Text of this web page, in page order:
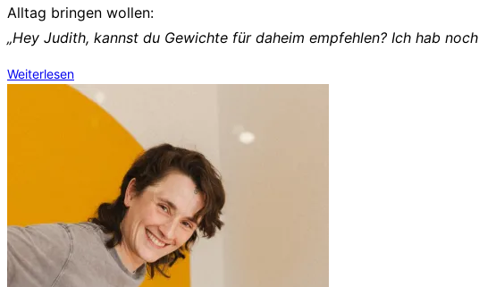
Alltag bringen wollen:
„Hey Judith, kannst du Gewichte für daheim empfehlen? Ich hab noch
Weiterlesen